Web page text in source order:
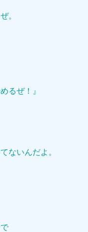
。
るぜ！』
ないんだよ。